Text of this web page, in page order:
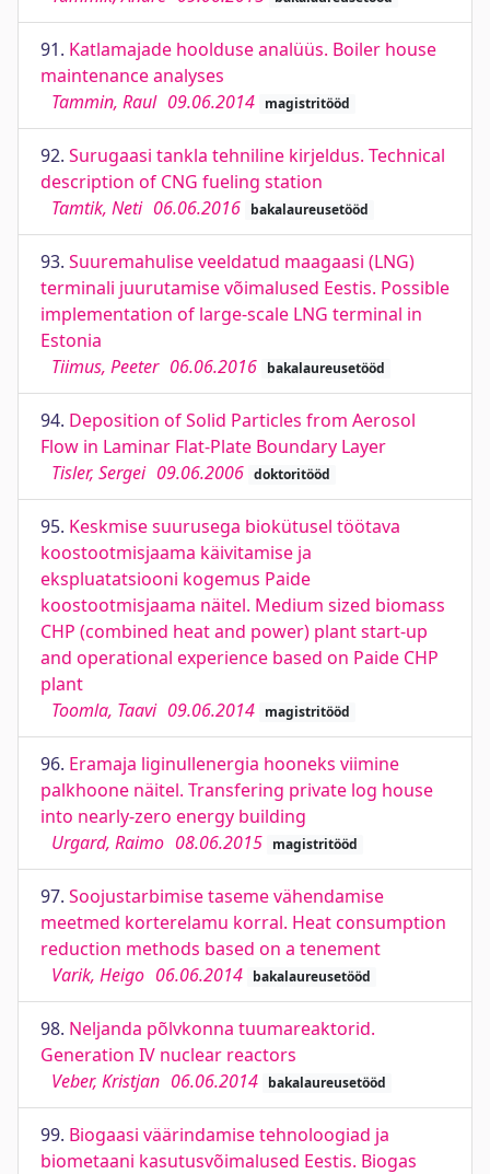
91. Katlamajade hoolduse analüüs. Boiler house
maintenance analyses
Tammin, Raul 09.06.2014 magistritööd
92. Surugaasi tankla tehniline kirjeldus. Technical
description of CNG fueling station
Tamtik, Neti 06.06.2016 bakalaureusetööd
93. Suuremahulise veeldatud maagaasi (LNG)
terminali juurutamise võimalused Eestis. Possible
implementation of large-scale LNG terminal in
Estonia
Tiimus, Peeter 06.06.2016 bakalaureusetööd
94. Deposition of Solid Particles from Aerosol
Flow in Laminar Flat-Plate Boundary Layer
Tisler, Sergei 09.06.2006 doktoritööd
95. Keskmise suurusega biokütusel töötava
koostootmisjaama käivitamise ja
ekspluatatsiooni kogemus Paide
koostootmisjaama näitel. Medium sized biomass
CHP (combined heat and power) plant start-up
and operational experience based on Paide CHP
plant
Toomla, Taavi 09.06.2014 magistritööd
96. Eramaja liginullenergia hooneks viimine
palkhoone näitel. Transfering private log house
into nearly-zero energy building
Urgard, Raimo 08.06.2015 magistritööd
97. Soojustarbimise taseme vähendamise
meetmed korterelamu korral. Heat consumption
reduction methods based on a tenement
Varik, Heigo 06.06.2014 bakalaureusetööd
98. Neljanda põlvkonna tuumareaktorid.
Generation IV nuclear reactors
Veber, Kristjan 06.06.2014 bakalaureusetööd
99. Biogaasi väärindamise tehnoloogiad ja
biometaani kasutusvõimalused Eestis. Biogas